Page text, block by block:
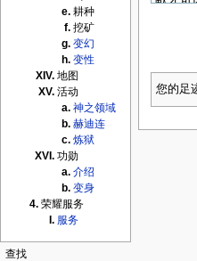
您的足
耕种
挖矿
变幻
变性
地图
活动
神之领域
赫迪连
炼狱
功勋
介绍
变身
荣耀服务
服务
查找